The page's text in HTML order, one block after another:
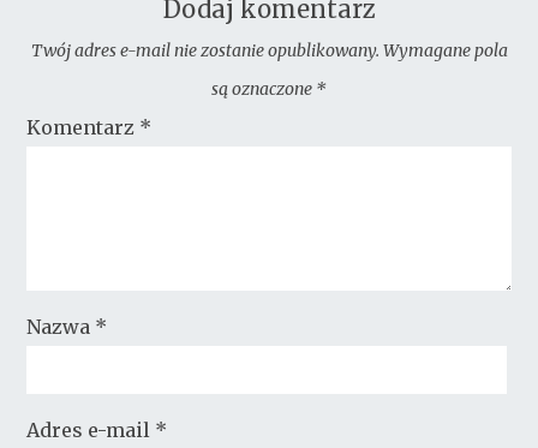
Dodaj komentarz
Twój adres e-mail nie zostanie opublikowany. Wymagane pola
są oznaczone *
Komentarz *
Nazwa *
Adres e-mail *